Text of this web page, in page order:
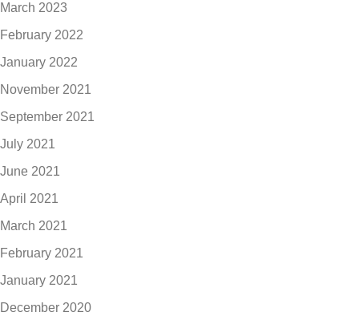
March 2023
February 2022
January 2022
November 2021
September 2021
July 2021
June 2021
April 2021
March 2021
February 2021
January 2021
December 2020